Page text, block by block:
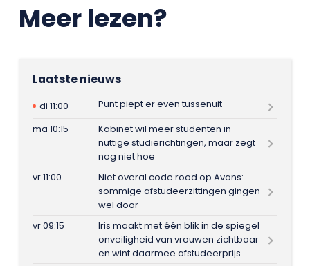
Meer lezen?
Laatste nieuws
di 11:00
Punt piept er even tussenuit
ma 10:15
Kabinet wil meer studenten in
nuttige studierichtingen, maar zegt
nog niet hoe
vr 11:00
Niet overal code rood op Avans:
sommige afstudeerzittingen gingen
wel door
vr 09:15
Iris maakt met één blik in de spiegel
onveiligheid van vrouwen zichtbaar
en wint daarmee afstudeerprijs